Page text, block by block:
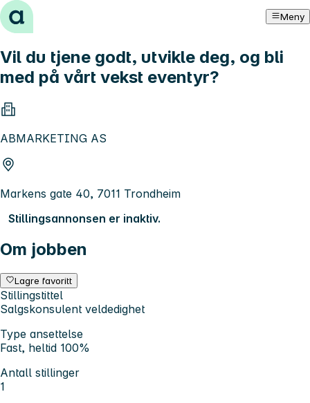
Hopp til innhold Meny
Vil du tjene godt, utvikle deg, og bli
med på vårt vekst eventyr?
ABMARKETING AS
Markens gate 40, 7011 Trondheim
Stillingsannonsen er inaktiv.
Om jobben
Lagre favoritt
Stillingstittel
Salgskonsulent veldedighet
Type ansettelse
Fast, heltid 100%
Antall stillinger
1